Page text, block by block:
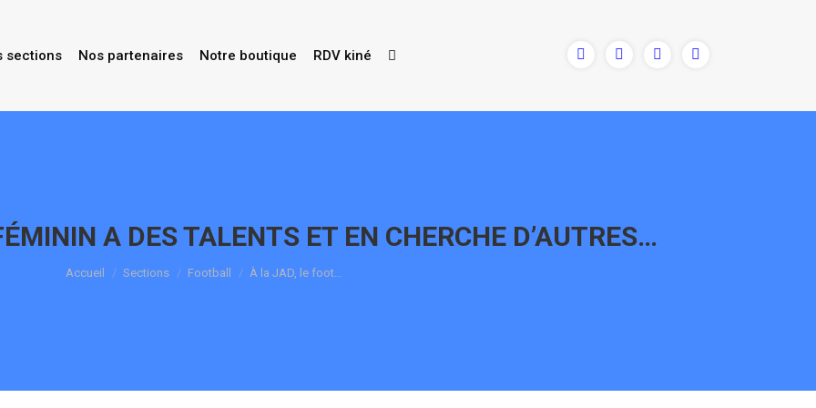
sections Nos partenaires Notre boutique RDV kiné
A DES TALENTS ET EN CHERCHE D’AUTRES…
Vous êtes ici :
Accueil Sections Football À la JAD, le foot…